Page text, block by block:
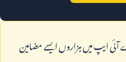
آئی ايپ ميں ہزاروں ايسے مضامين